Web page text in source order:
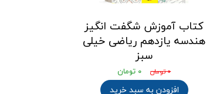
کتاب آموزش شگفت انگیز
هندسه یازدهم ریاضی خیلی
سبز
۰ تومان ۰ تومان
افزودن به سبد خرید